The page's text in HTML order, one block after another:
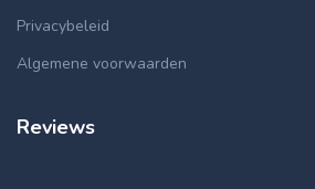
Privacybeleid
Algemene voorwaarden
Reviews